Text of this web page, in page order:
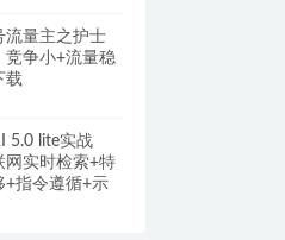
流量主之护士
竞争小+流量稳
载
5.0 lite实战
网实时检索+特
+指令遵循+示